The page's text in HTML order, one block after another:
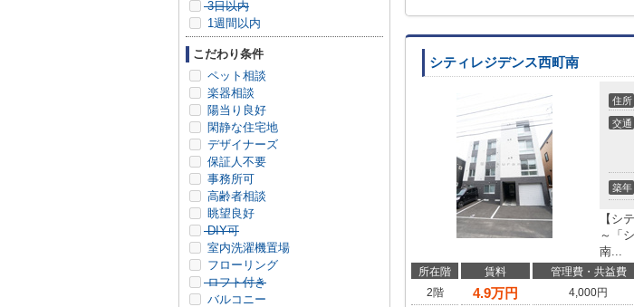
シティレジデンス西町南
住所
交通
築年
【シ
～「
南...
所在階 賃料 管理費・共益費
2階
4.9万円 4,000円
3日以内
1週間以内
こだわり条件
ペット相談
楽器相談
陽当り良好
閑静な住宅地
デザイナーズ
保証人不要
事務所可
高齢者相談
眺望良好
DIY可
室内洗濯機置場
フローリング
ロフト付き
バルコニー